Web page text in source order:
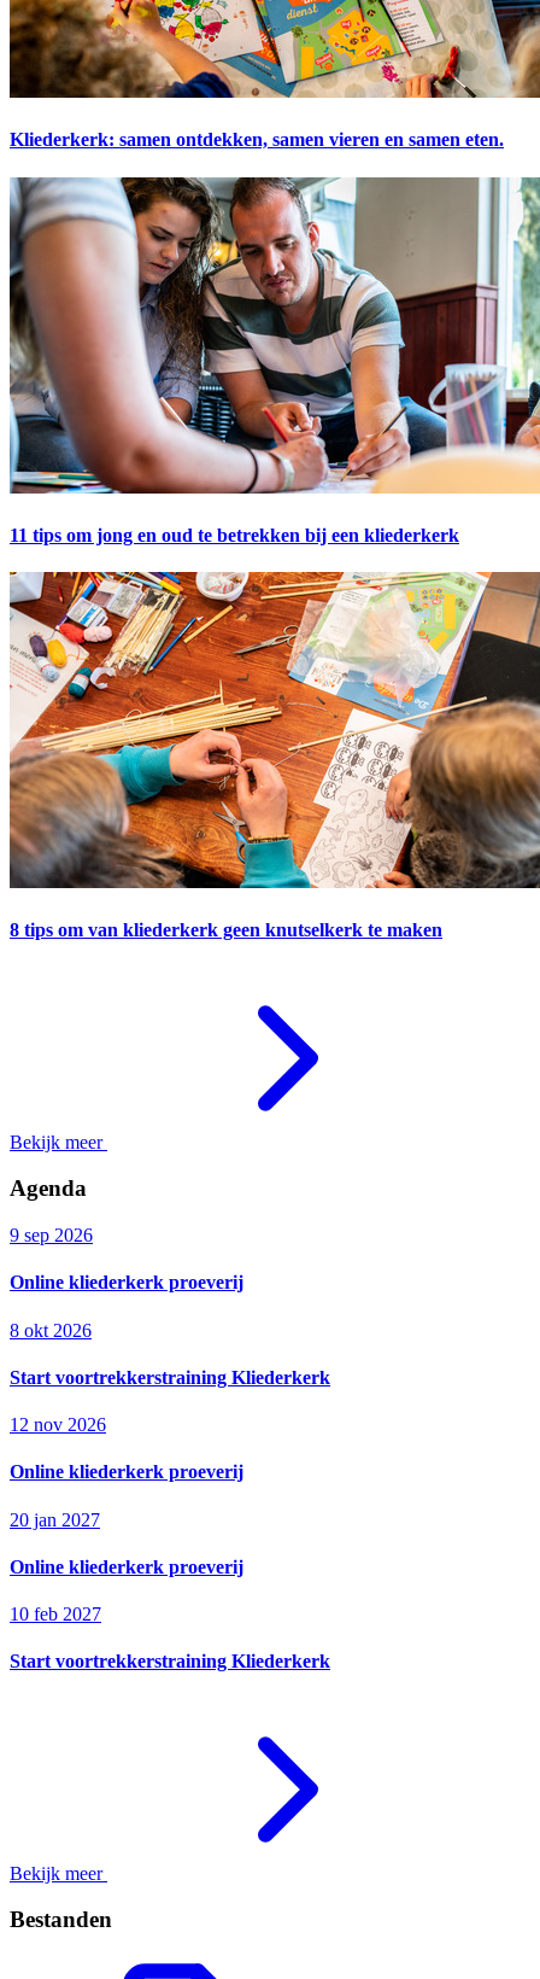
Kliederkerk: samen ontdekken, samen vieren en samen eten.
11 tips om jong en oud te betrekken bij een kliederkerk
8 tips om van kliederkerk geen knutselkerk te maken
Bekijk meer
Agenda
9 sep 2026
Online kliederkerk proeverij
8 okt 2026
Start voortrekkerstraining Kliederkerk
12 nov 2026
Online kliederkerk proeverij
20 jan 2027
Online kliederkerk proeverij
10 feb 2027
Start voortrekkerstraining Kliederkerk
Bekijk meer
Bestanden